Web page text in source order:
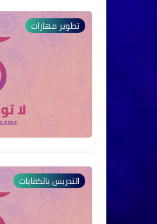
تطوير مهارات
التدريس بالكفايات